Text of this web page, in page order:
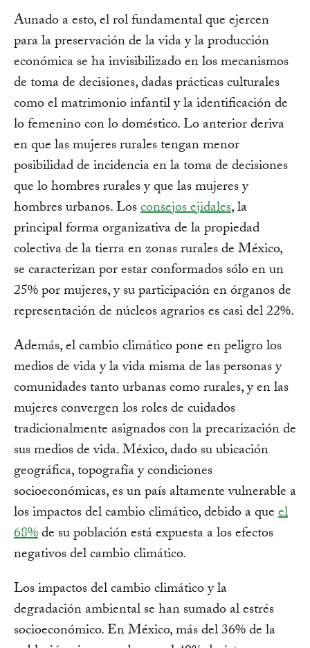
Aunado a esto, el rol fundamental que ejercen
para la preservación de la vida y la producción
económica se ha invisibilizado en los mecanismos
de toma de decisiones, dadas prácticas culturales
como el matrimonio infantil y la identificación de
lo femenino con lo doméstico. Lo anterior deriva
en que las mujeres rurales tengan menor
posibilidad de incidencia en la toma de decisiones
que lo hombres rurales y que las mujeres y
hombres urbanos. Losconsejos ejidales, la
principal forma organizativa de la propiedad
colectiva de la tierra en zonas rurales de México,
se caracterizan por estar conformados sólo en un
25% por mujeres, y su participación en órganos de
representación de núcleos agrarios es casi del 22%.
Además, el cambio climático pone en peligro los
medios de vida y la vida misma de las personas y
comunidades tanto urbanas como rurales, y en las
mujeres convergen los roles de cuidados
tradicionalmente asignados con la precarización de
sus medios de vida. México, dado su ubicación
geográfica, topografía y condiciones
socioeconómicas, es un país altamente vulnerable a
los impactos del cambio climático, debido a queel
68%de su población está expuesta a los efectos
negativos del cambio climático.
Los impactos del cambio climático y la
degradación ambiental se han sumado al estrés
socioeconómico. En México, más del 36% de la